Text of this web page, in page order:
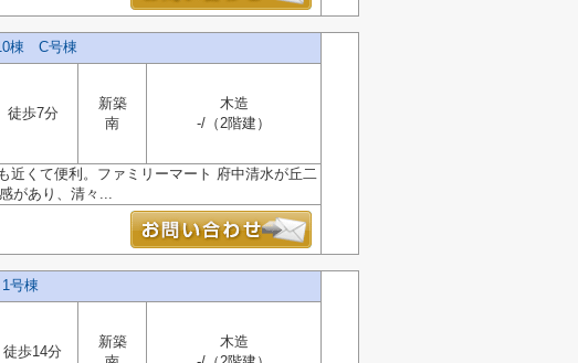
棟 C号棟
徒歩7分
新築
南
木造
-/（2階建）
くて便利。ファミリーマート 府中清水が丘二
があり、清々...
号棟
徒歩14分
新築
木造